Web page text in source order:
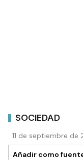
SOCIEDAD
11 de septiembre de
Añadir como